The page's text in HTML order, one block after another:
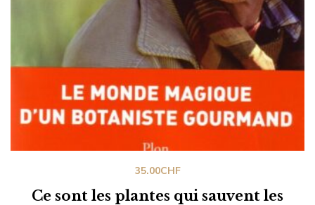
Ce sont les plantes qui sauvent les
35.00CHF